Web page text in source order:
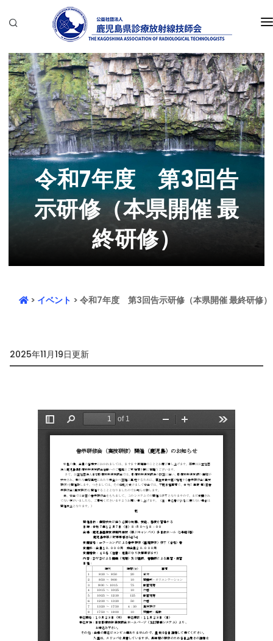
一般の方へ
放射線技師の方へ
当会について
会報バックナンバー
部会・研究会
お問合せ
会員サイト
令和7年度 第3回告
示研修（本県開催 最
終研修）
> イベント > 令和7年度 第3回告示研修（本県開催 最終研修）
2025年11月19日更新